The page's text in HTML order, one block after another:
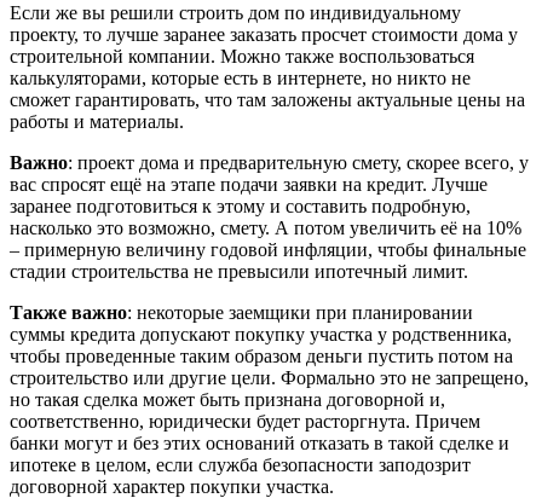
Если же вы решили строить дом по индивидуальному
проекту, то лучше заранее заказать просчет стоимости дома у
строительной компании. Можно также воспользоваться
калькуляторами, которые есть в интернете, но никто не
сможет гарантировать, что там заложены актуальные цены на
работы и материалы.
Важно: проект дома и предварительную смету, скорее всего, у
вас спросят ещё на этапе подачи заявки на кредит. Лучше
заранее подготовиться к этому и составить подробную,
насколько это возможно, смету. А потом увеличить её на 10%
– примерную величину годовой инфляции, чтобы финальные
стадии строительства не превысили ипотечный лимит.
Также важно: некоторые заемщики при планировании
суммы кредита допускают покупку участка у родственника,
чтобы проведенные таким образом деньги пустить потом на
строительство или другие цели. Формально это не запрещено,
но такая сделка может быть признана договорной и,
соответственно, юридически будет расторгнута. Причем
банки могут и без этих оснований отказать в такой сделке и
ипотеке в целом, если служба безопасности заподозрит
договорной характер покупки участка.